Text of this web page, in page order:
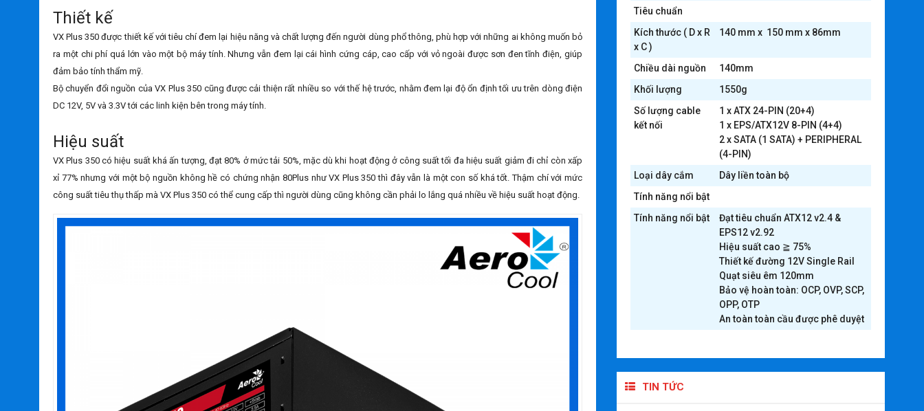
Thiết kế
VX Plus 350 được thiết kế với tiêu chí đem lại hiệu năng và chất lượng đến người dùng phổ thông, phù hợp với những ai không muốn bỏ
ra một chi phí quá lớn vào một bộ máy tính. Nhưng vẫn đem lại cái hình cứng cáp, cao cấp với vỏ ngoài được sơn đen tĩnh điện, giúp
đảm bảo tính thẩm mỹ.
Bộ chuyển đổi nguồn của VX Plus 350 cũng được cải thiện rất nhiều so với thế hệ trước, nhằm đem lại độ ổn định tối ưu trên dòng điện
DC 12V, 5V và 3.3V tới các linh kiện bên trong máy tính.
Hiệu suất
VX Plus 350 có hiệu suất khá ấn tượng, đạt 80% ở mức tải 50%, mặc dù khi hoạt động ở công suất tối đa hiệu suất giảm đi chỉ còn xấp
xỉ 77% nhưng với một bộ nguồn không hề có chứng nhận 80Plus như VX Plus 350 thì đây vẫn là một con số khá tốt. Thậm chí với mức
công suất tiêu thụ thấp mà VX Plus 350 có thể cung cấp thì người dùng cũng không cần phải lo lắng quá nhiều về hiệu suất hoạt động.
Tiêu chuẩn
Kích thước ( D x R
x C )
140 mm x 150 mm x 86mm
Chiều dài nguồn
140mm
Khối lượng
1550g
Số lượng cable
kết nối
1 x ATX 24-PIN (20+4)
1 x EPS/ATX12V 8-PIN (4+4)
2 x SATA (1 SATA) + PERIPHERAL
(4-PIN)
Loại dây cắm
Dây liền toàn bộ
Tính năng nổi bật
Tính năng nổi bật
Đạt tiêu chuẩn ATX12 v2.4 &
EPS12 v2.92
Hiệu suất cao ≧ 75%
Thiết kế đường 12V Single Rail
Quạt siêu êm 120mm
Bảo vệ hoàn toàn: OCP, OVP, SCP,
OPP, OTP
An toàn toàn cầu được phê duyệt
TIN TỨC